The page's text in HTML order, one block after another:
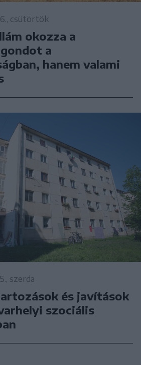
csütörtök
okozza a
a
hanem valami
szerda
és javítások
szociális